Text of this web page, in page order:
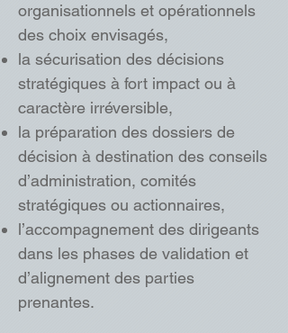
organisationnels et opérationnels
des choix envisagés,
la sécurisation des décisions
stratégiques à fort impact ou à
caractère irréversible,
la préparation des dossiers de
décision à destination des conseils
d’administration, comités
stratégiques ou actionnaires,
l’accompagnement des dirigeants
dans les phases de validation et
d’alignement des parties
prenantes.